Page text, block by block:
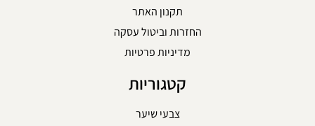
תקנון האתר
החזרות וביטול עסקה
מדיניות פרטיות
קטגוריות
צבעי שיער